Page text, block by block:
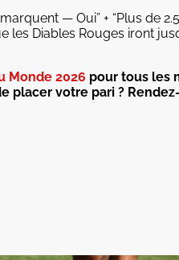
— Oui” + “Plus de
Diables Rouges iront
Monde 2026 pour tous les
placer votre pari ?